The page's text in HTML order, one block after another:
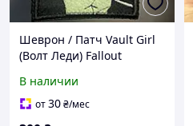
Шеврон / Патч Vault Girl
(Волт Леди) Fallout
одежды и рюкзаков
В наличии
от30₴/мес